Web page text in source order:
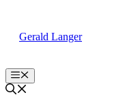
Gerald Langer
Menü